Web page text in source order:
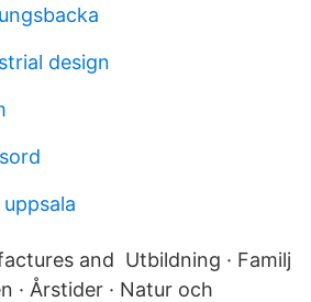
design
and Utbildning · Familj
· Årstider · Natur och